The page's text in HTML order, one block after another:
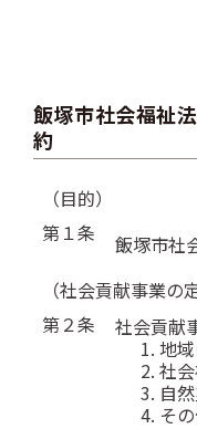
飯塚市社会福祉
約
（目的）
第１条
飯塚市社
（社会貢献事業の
第２条
社会貢献
地
社
自
そ